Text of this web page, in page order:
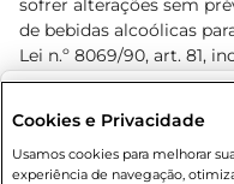
Rio de Janeiro (RJ)
sofrer alterações sem
de bebidas alcoólicas
Lei n.º 8069/90, art. 81,
Adolescente). Preços e
prévio. O valor mínimo
80,00.
Cookies e Privacidade
Usamos cookies para melhorar
experiência de navegação,